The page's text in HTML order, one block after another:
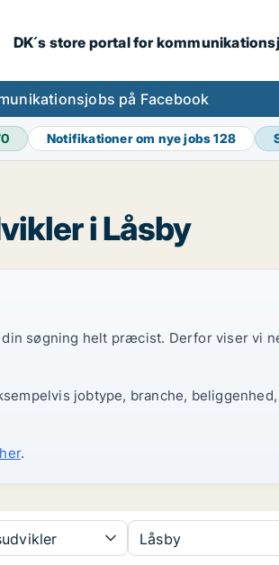
DK´s store portal for
på Facebook
Notifikationer om nye jobs128
i Låsby
søgning helt præcist. Derfor viser vi
jobtype, branche,
.
Låsby